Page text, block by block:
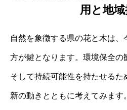
用と地
自然を象徴する県の花と木は、
方が鍵となります。環境保全の
そして持続可能性を持たせる
新の動きとともに考えてみます。